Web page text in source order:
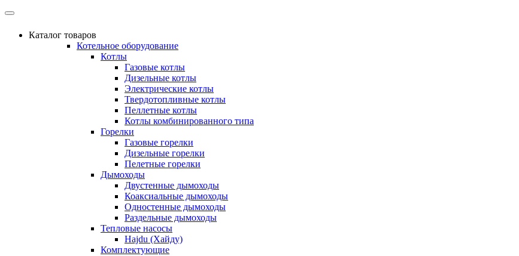
Каталог товаров
Котельное оборудование
Котлы
Газовые котлы
Дизельные котлы
Электрические котлы
Твердотопливные котлы
Пеллетные котлы
Котлы комбинированного типа
Горелки
Газовые горелки
Дизельные горелки
Пелетные горелки
Дымоходы
Двустенные дымоходы
Коаксиальные дымоходы
Одностенные дымоходы
Раздельные дымоходы
Тепловые насосы
Hajdu (Хайду)
Комплектующие